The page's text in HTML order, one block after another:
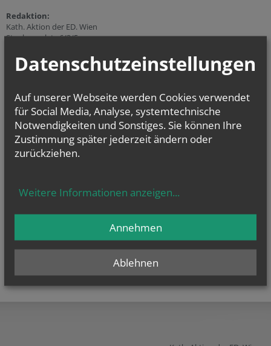
Redaktion:
Kath. Aktion der ED. Wien
Stephansplatz 6/3/5
Diese Seite ist der Webauftritt von Kath. Aktion der ED. Wien im Rahmen
des Webportals der Erzdiözese Wien.
Datenschutzerklärung
Barrierefreiheitserklärung
Datenschutzeinstellungen
Auf unserer Webseite werden Cookies verwendet
für Social Media, Analyse, systemtechnische
Notwendigkeiten und Sonstiges. Sie können Ihre
Zustimmung später jederzeit ändern oder
zurückziehen.
Weitere Informationen anzeigen...
Ablehnen
Annehmen